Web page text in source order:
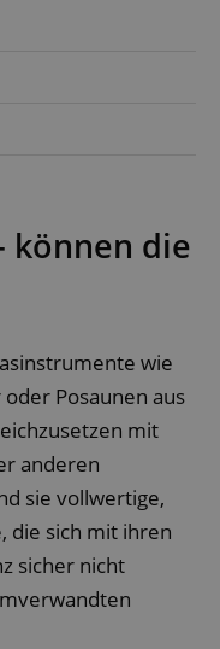
können die
wie
Posaunen aus
mit
anderen
sie vollwertige,
die sich mit ihren
sicher nicht